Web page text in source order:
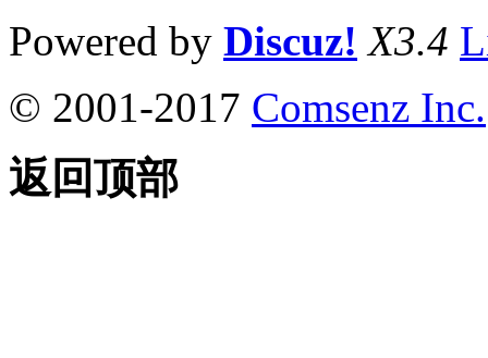
Powered by Discuz! X3.4
© 2001-2017 Comsenz Inc.
返回顶部